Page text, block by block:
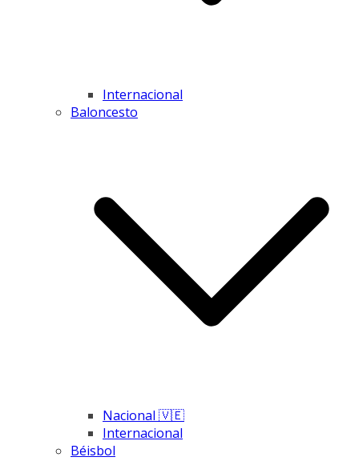
Internacional
Baloncesto
Nacional 🇻🇪
Internacional
Béisbol